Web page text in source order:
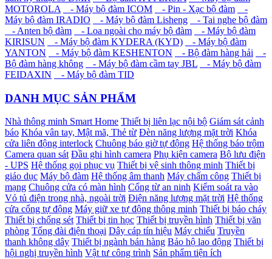
MOTOROLA
- Máy bộ đàm ICOM - Pin - Xạc bộ đàm
-
Máy bộ đàm IRADIO
- Máy bộ đàm Lisheng
- Tai nghe bộ đàm
- Anten bộ đàm
- Loa ngoài cho máy bộ đàm
- Máy bộ đàm
KIRISUN
- Máy bộ đàm KYDERA (KYD)
- Máy bộ đàm
YANTON
- Máy bộ đàm KESHENTON - Bộ đàm hàng hải
-
Bộ đàm hàng không
- Máy bộ đàm cầm tay JBL
- Máy bộ đàm
FEIDAXIN
- Máy bộ đàm TID
DANH MỤC SẢN PHẨM
Nhà thông minh Smart Home Thiết bị liên lạc nội bộ Giám sát cảnh
báo Khóa vân tay, Mật mã, Thẻ từ Đèn năng lượng mặt trời Khóa
cửa liên động interlock Chuông báo giờ tự động Hệ thống báo trộm
Camera quan sát Đầu ghi hình camera Phụ kiện camera Bộ lưu điện
- UPS Hệ thống gọi phục vụ Thiết bị vệ sinh thông minh Thiết bị
giáo dục Máy bộ đàm Hệ thống âm thanh Máy chấm công Thiết bị
mạng Chuông cửa có màn hình Cổng từ an ninh Kiểm soát ra vào
Vỏ tủ điện trong nhà, ngoài trời Điện năng lượng mặt trời Hệ thống
cửa cổng tự động Máy giữ xe tự động thông minh Thiết bị báo cháy
Thiết bị chống sét Thiết bị tin học Thiết bị truyền hình Thiết bị văn
phòng Tổng đài điện thoại Dây cáp tín hiệu Máy chiếu Truyền
thanh không dây Thiết bị ngành bán hàng Bảo hộ lao động Thiết bị
hội nghị truyền hình Vật tư công trình Sản phẩm tiện ích